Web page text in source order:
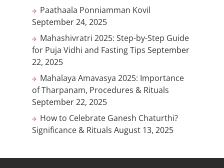
Paathaala Ponniamman Kovil
September 24, 2025
Mahashivratri 2025: Step-by-Step Guide
for Puja Vidhi and Fasting Tips September
22, 2025
Mahalaya Amavasya 2025: Importance
of Tharpanam, Procedures & Rituals
September 22, 2025
How to Celebrate Ganesh Chaturthi?
Significance & Rituals August 13, 2025